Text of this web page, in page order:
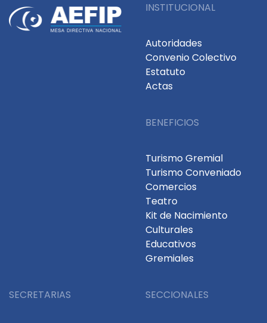
INSTITUCIONAL
Autoridades
Convenio Colectivo
Estatuto
Actas
BENEFICIOS
Turismo Gremial
Turismo Conveniado
Comercios
Teatro
Kit de Nacimiento
Culturales
Educativos
Gremiales
SECRETARIAS SECCIONALES